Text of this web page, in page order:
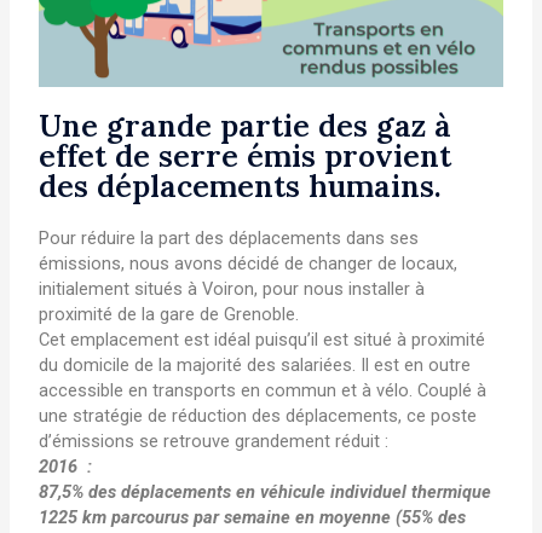
Une grande partie des gaz à
effet de serre émis provient
des déplacements humains.
Pour réduire la part des déplacements dans ses
émissions, nous avons décidé de changer de locaux,
initialement situés à Voiron, pour nous installer à
proximité de la gare de Grenoble.
Cet emplacement est idéal puisqu’il est situé à proximité
du domicile de la majorité des salariées. Il est en outre
accessible en transports en commun et à vélo. Couplé à
une stratégie de réduction des déplacements, ce poste
d’émissions se retrouve grandement réduit :
2016 :
87,5% des déplacements en véhicule individuel thermique
1225 km parcourus par semaine en moyenne (55% des